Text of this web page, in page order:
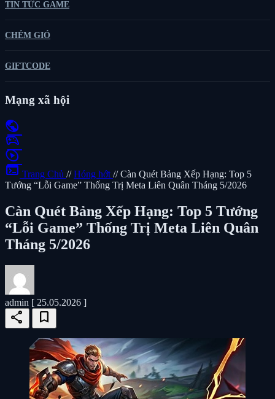
TIN TỨC GAME
CHÉM GIÓ
GIFTCODE
Mạng xã hội
public
sports_esports
play_circle
terminal Trang Chủ // Hóng hớt // Càn Quét Bảng Xếp Hạng: Top 5
Tướng “Lỗi Game” Thống Trị Meta Liên Quân Tháng 5/2026
Càn Quét Bảng Xếp Hạng: Top 5 Tướng
“Lỗi Game” Thống Trị Meta Liên Quân
Tháng 5/2026
admin [ 25.05.2026 ]
share bookmark